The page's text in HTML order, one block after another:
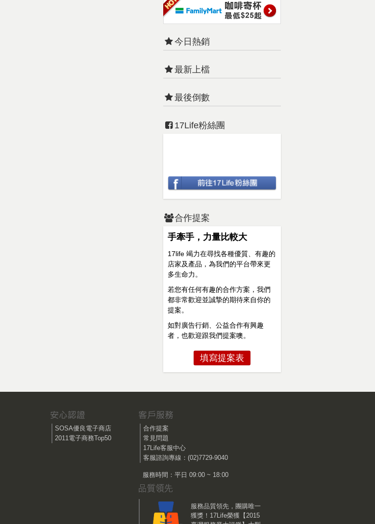
今日熱銷
最新上檔
最後倒數
17Life粉絲團
合作提案
手牽手，力量比較大
17life 竭力在尋找各種優質、有趣的
店家及產品，為我們的平台帶來更
多生命力。
若您有任何有趣的合作方案，我們
都非常歡迎並誠摯的期待來自你的
提案。
如對廣告行銷、公益合作有興趣
者，也歡迎跟我們提案噢。
填寫提案表
SOSA優良電子商店
2011電子商務Top50
合作提案
常見問題
17Life客服中心
客服諮詢專線：(02)7729-9040
服務時間：平日 09:00 ~ 18:00
服務品質領先，團購唯一
獲獎！17Life榮獲【2015